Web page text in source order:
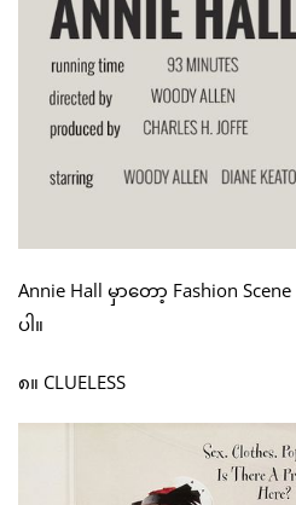
Annie Hall မှာတော့ Fashion
ပါ။
၈။ CLUELESS